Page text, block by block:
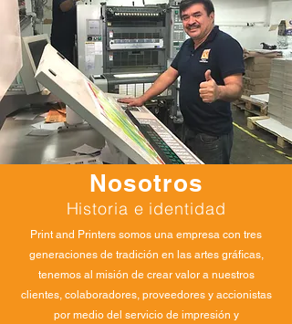
Nosotros
Historia e identidad
Print and Printers somos una empresa con tres
generaciones de tradición en las artes gráficas,
tenemos al misión de crear valor a nuestros
clientes, colaboradores, proveedores y accionistas
por medio del servicio de impresión y